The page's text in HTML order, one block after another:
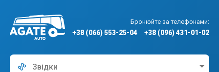
Бронюйте за телефонами:
+38 (066) 553-25-04 +38 (096) 431-01-02
Звідки